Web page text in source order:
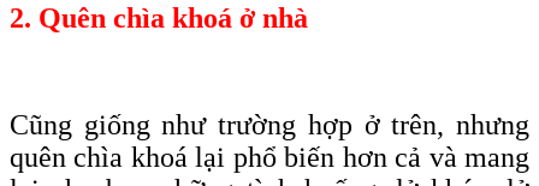
2. Quên chìa khoá ở nhà
Cũng giống như trường hợp ở trên, nhưng
quên chìa khoá lại phổ biến hơn cả và mang